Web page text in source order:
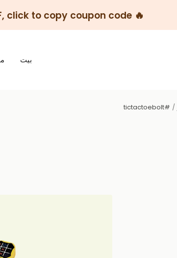
🔥
click to copy coupon code 👉
بيت
#tictactoebolt